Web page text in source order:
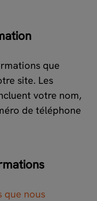
que
site. Les
votre nom,
de téléphone
que nous